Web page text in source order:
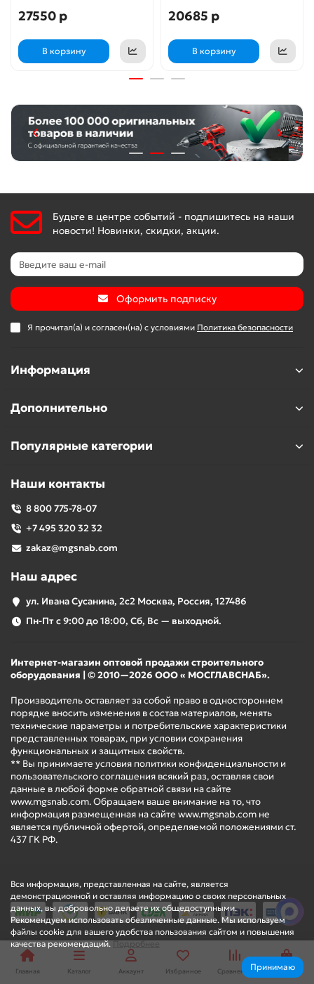
27550 р
В корзину
20685 р
В корзину
Вся информация, представленная на сайте, является
демонстрационной и оставляя информацию о своих персональных
данных, вы добровольно делаете их общедоступными.
Рекомендуем использовать обезличенные данные. Мы используем
файлы cookie для вашего удобства пользования сайтом и повышения
качества рекомендаций.Подробнее
Принимаю
Будьте в центре событий - подпишитесь на наши
новости! Новинки, скидки, акции.
Оформить подписку
Я прочитал(а) и согласен(на) с условиями Политика безопасности
Информация
Дополнительно
Популярные категории
Наши контакты
8 800 775-78-07
+7 495 320 32 32
zakaz@mgsnab.com
Наш адрес
ул. Ивана Сусанина, 2с2 Москва, Россия, 127486
Пн-Пт с 9:00 до 18:00, Сб, Вс — выходной.
Интернет-магазин оптовой продажи строительного
оборудования | © 2010—2026 ООО « МОСГЛАВСНАБ».
Производитель оставляет за собой право в одностороннем
порядке вносить изменения в состав материалов, менять
технические параметры и потребительские характеристики
представленных товарах, при условии сохранения
функциональных и защитных свойств.
** Вы принимаете условия политики конфиденциальности и
пользовательского соглашения всякий раз, оставляя свои
данные в любой форме обратной связи на сайте
www.mgsnab.com. Обращаем ваше внимание на то, что
информация размещенная на сайте www.mgsnab.com не
является публичной офертой, определяемой положениями ст.
437 ГК РФ.
Главная Каталог Аккаунт Избранное Сравнение Корзина